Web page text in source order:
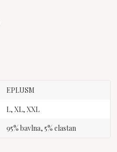
EPLUSM
L, XL, XXL
95% bavlna, 5% elastan